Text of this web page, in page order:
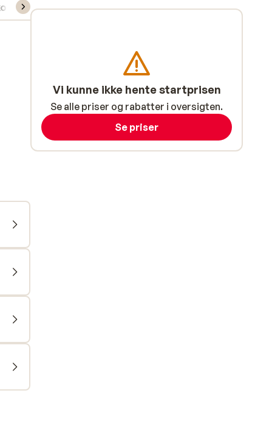
skileje/undervisning
Vi kunne ikke hente startprisen
Se alle priser og rabatter i oversigten.
Se priser